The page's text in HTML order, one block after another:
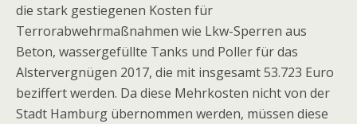
die stark gestiegenen Kosten für
Terrorabwehrmaßnahmen wie Lkw-Sperren aus
Beton, wassergefüllte Tanks und Poller für das
Alstervergnügen 2017, die mit insgesamt 53.723 Euro
beziffert werden. Da diese Mehrkosten nicht von der
Stadt Hamburg übernommen werden, müssen diese